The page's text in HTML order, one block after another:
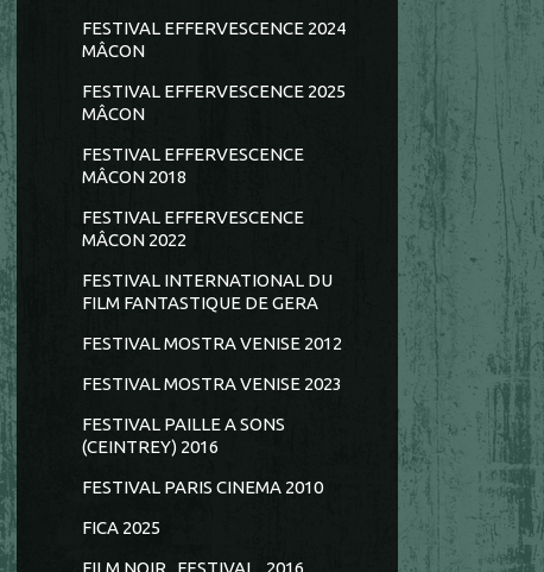
FESTIVAL EFFERVESCENCE 2024
MÂCON
FESTIVAL EFFERVESCENCE 2025
MÂCON
FESTIVAL EFFERVESCENCE
MÂCON 2018
FESTIVAL EFFERVESCENCE
MÂCON 2022
FESTIVAL INTERNATIONAL DU
FILM FANTASTIQUE DE GERA
FESTIVAL MOSTRA VENISE 2012
FESTIVAL MOSTRA VENISE 2023
FESTIVAL PAILLE A SONS
(CEINTREY) 2016
FESTIVAL PARIS CINEMA 2010
FICA 2025